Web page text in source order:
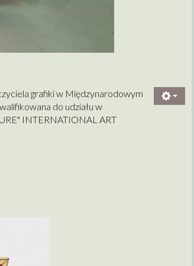
grafiki w Międzynarodowym
do udziału w
INTERNATIONAL ART